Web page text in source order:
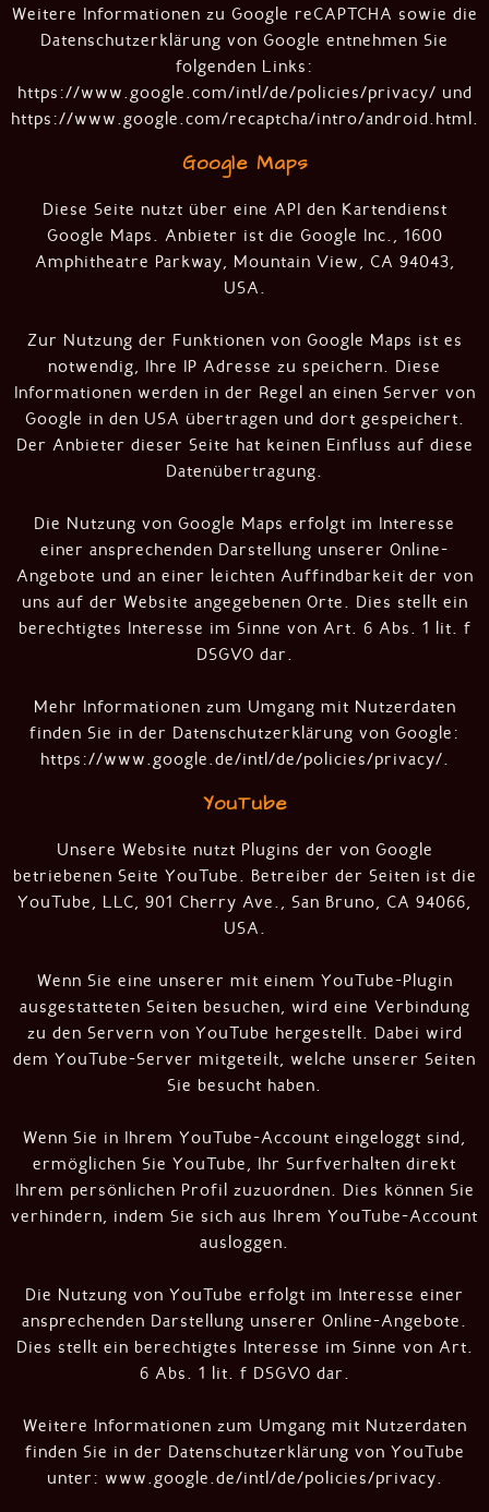
Weitere Informationen zu Google reCAPTCHA sowie die
Datenschutzerklärung von Google entnehmen Sie
folgenden Links:
https://www.google.com/intl/de/policies/privacy/ und
https://www.google.com/recaptcha/intro/android.html.
Google Maps
Diese Seite nutzt über eine API den Kartendienst
Google Maps. Anbieter ist die Google Inc., 1600
Amphitheatre Parkway, Mountain View, CA 94043,
USA.
Zur Nutzung der Funktionen von Google Maps ist es
notwendig, Ihre IP Adresse zu speichern. Diese
Informationen werden in der Regel an einen Server von
Google in den USA übertragen und dort gespeichert.
Der Anbieter dieser Seite hat keinen Einfluss auf diese
Datenübertragung.
Die Nutzung von Google Maps erfolgt im Interesse
einer ansprechenden Darstellung unserer Online-
Angebote und an einer leichten Auffindbarkeit der von
uns auf der Website angegebenen Orte. Dies stellt ein
berechtigtes Interesse im Sinne von Art. 6 Abs. 1 lit. f
DSGVO dar.
Mehr Informationen zum Umgang mit Nutzerdaten
finden Sie in der Datenschutzerklärung von Google:
https://www.google.de/intl/de/policies/privacy/.
YouTube
Unsere Website nutzt Plugins der von Google
betriebenen Seite YouTube. Betreiber der Seiten ist die
YouTube, LLC, 901 Cherry Ave., San Bruno, CA 94066,
USA.
Wenn Sie eine unserer mit einem YouTube-Plugin
ausgestatteten Seiten besuchen, wird eine Verbindung
zu den Servern von YouTube hergestellt. Dabei wird
dem YouTube-Server mitgeteilt, welche unserer Seiten
Sie besucht haben.
Wenn Sie in Ihrem YouTube-Account eingeloggt sind,
ermöglichen Sie YouTube, Ihr Surfverhalten direkt
Ihrem persönlichen Profil zuzuordnen. Dies können Sie
verhindern, indem Sie sich aus Ihrem YouTube-Account
ausloggen.
Die Nutzung von YouTube erfolgt im Interesse einer
ansprechenden Darstellung unserer Online-Angebote.
Dies stellt ein berechtigtes Interesse im Sinne von Art.
6 Abs. 1 lit. f DSGVO dar.
Weitere Informationen zum Umgang mit Nutzerdaten
finden Sie in der Datenschutzerklärung von YouTube
unter: www.google.de/intl/de/policies/privacy.